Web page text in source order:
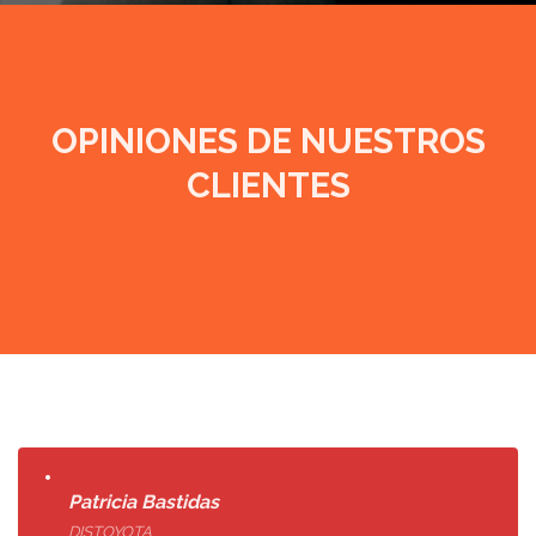
OPINIONES DE NUESTROS
CLIENTES
Patricia Bastidas
DISTOYOTA